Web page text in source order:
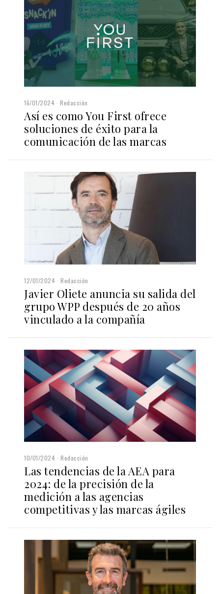
16/01/2024 Redacción
Así es como You First ofrece
soluciones de éxito para la
comunicación de las marcas
12/01/2024 Redacción
Javier Oliete anuncia su salida del
grupo WPP después de 20 años
vinculado a la compañía
10/01/2024 Redacción
Las tendencias de la AEA para
2024: de la precisión de la
medición a las agencias
competitivas y las marcas ágiles